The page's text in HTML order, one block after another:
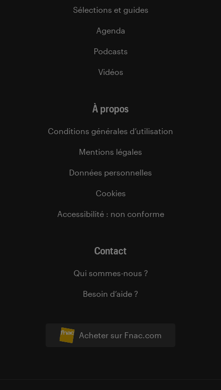
Acheter sur Fnac.com
Sélections et guides
Agenda
Podcasts
Vidéos
À propos
Conditions générales d’utilisation
Mentions légales
Données personnelles
Cookies
Accessibilité : non conforme
Contact
Qui sommes-nous ?
Besoin d’aide ?